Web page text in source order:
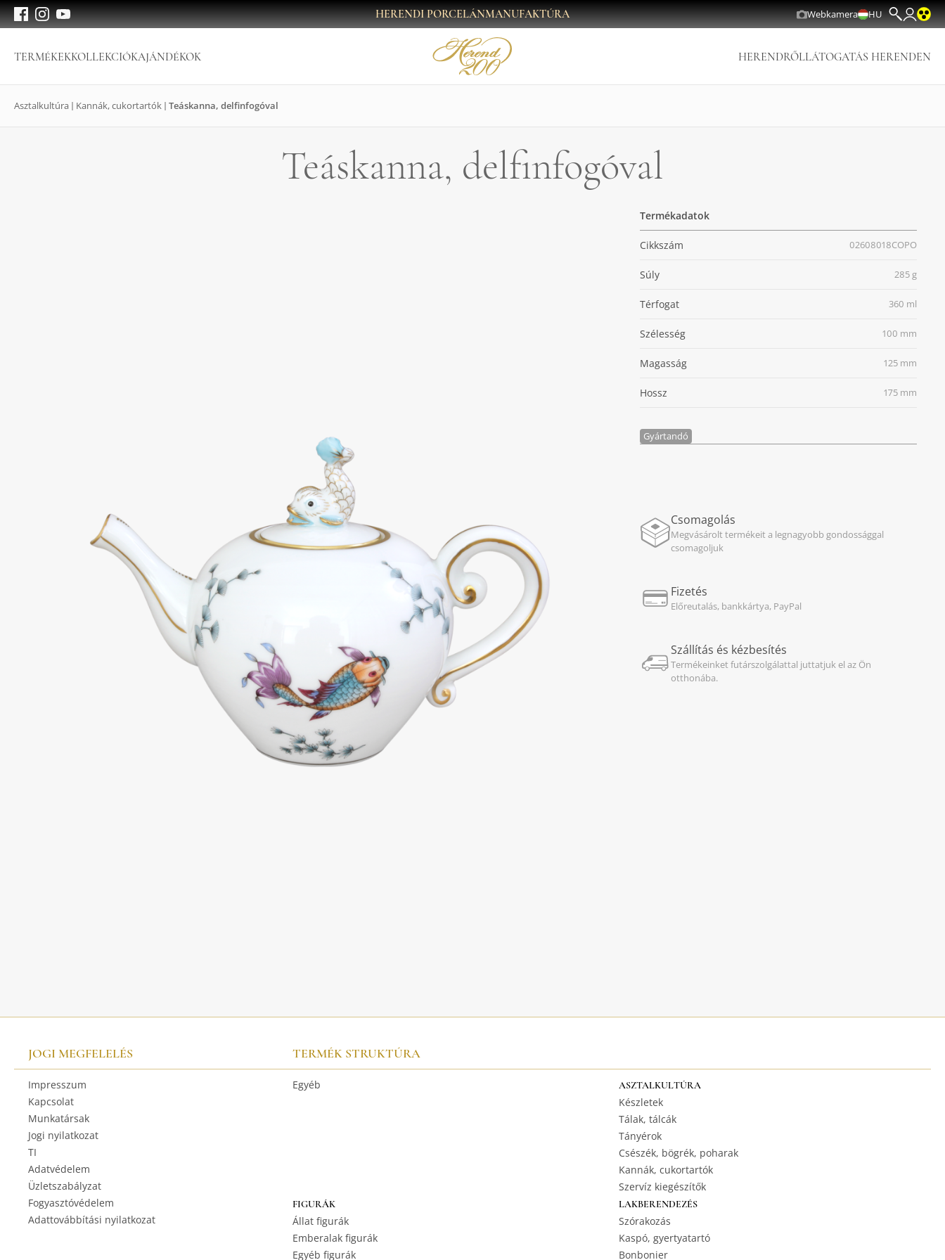
HERENDI PORCELÁNMANUFAKTÚRA Webkamera HU
TERMÉKEKKOLLEKCIÓKAJÁNDÉKOK HERENDRŐLLÁTOGATÁS HERENDEN
Asztalkultúra Kannák, cukortartók Teáskanna, delfinfogóval
Teáskanna, delfinfogóval
Termékadatok
Cikkszám 02608018COPO
Súly 285 g
Térfogat 360 ml
Szélesség 100 mm
Magasság 125 mm
Hossz 175 mm
Gyártandó
Csomagolás
Megvásárolt termékeit a legnagyobb gondossággal
csomagoljuk
Fizetés
Előreutalás, bankkártya, PayPal
Szállítás és kézbesítés
Termékeinket futárszolgálattal juttatjuk el az Ön
otthonába.
JOGI MEGFELELÉS
Impresszum
Kapcsolat
Munkatársak
Jogi nyilatkozat
TI
Adatvédelem
Üzletszabályzat
Fogyasztóvédelem
Adattovábbítási nyilatkozat
TERMÉK STRUKTÚRA
Egyéb ASZTALKULTÚRA
Készletek
Tálak, tálcák
Tányérok
Csészék, bögrék, poharak
Kannák, cukortartók
Szervíz kiegészítők
FIGURÁK
Állat figurák
Emberalak figurák
Egyéb figurák
LAKBERENDEZÉS
Szórakozás
Kaspó, gyertyatartó
Bonbonier